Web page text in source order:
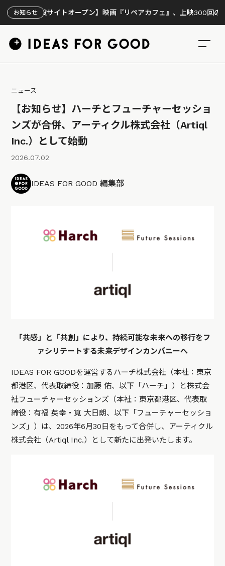
お知らせ
設サイトオープン】映画『リペアカフェ』、上映300回の先で見えて
ニュース
【お知らせ】ハーチとフューチャーセッショ
ンズが合併、アーティクル株式会社（Artiql
Inc.）として始動
2026.07.02
IDEAS FOR GOOD 編集部
「共感」と「共創」により、持続可能な未来への移行をフ
ァシリテートする未来デザインカンパニーへ
IDEAS FOR GOODを運営するハーチ株式会社（本社：東京
都港区、代表取締役：加藤 佑、以下「ハーチ」）と株式会
社フューチャーセッションズ（本社：東京都港区、代表取
締役：有福 英幸・筧 大日朗、以下「フューチャーセッショ
ンズ」）は、2026年6月30日をもって合併し、アーティクル
株式会社（Artiql Inc.）として新たに出発いたします。